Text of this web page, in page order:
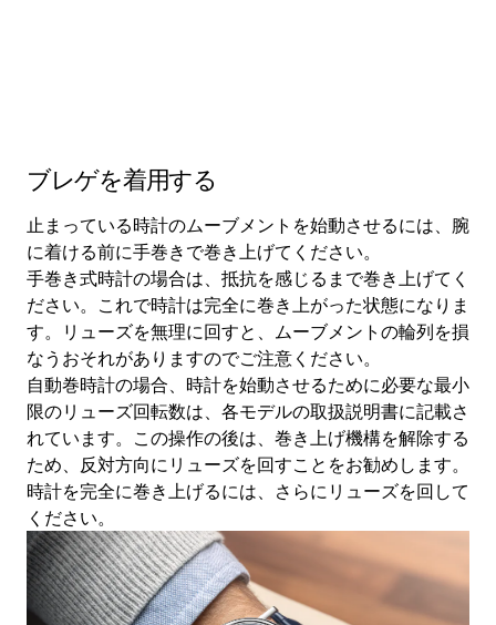
ブレゲを着用する
止まっている時計のムーブメントを始動させるには、腕
に着ける前に手巻きで巻き上げてください。
手巻き式時計の場合は、抵抗を感じるまで巻き上げてく
ださい。これで時計は完全に巻き上がった状態になりま
す。リューズを無理に回すと、ムーブメントの輪列を損
なうおそれがありますのでご注意ください。
自動巻時計の場合、時計を始動させるために必要な最小
限のリューズ回転数は、各モデルの取扱説明書に記載さ
れています。この操作の後は、巻き上げ機構を解除する
ため、反対方向にリューズを回すことをお勧めします。
時計を完全に巻き上げるには、さらにリューズを回して
ください。